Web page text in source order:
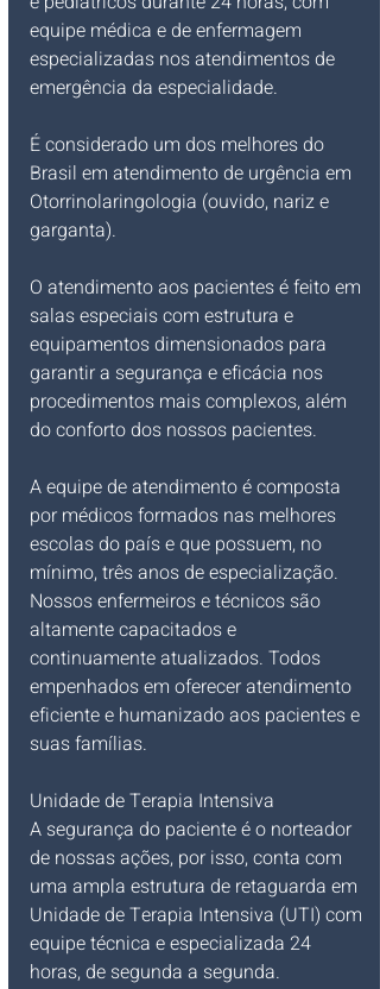
equipe médica e de enfermagem
especializadas nos atendimentos de
emergência da especialidade.
É considerado um dos melhores do
Brasil em atendimento de urgência em
Otorrinolaringologia (ouvido, nariz e
garganta).
O atendimento aos pacientes é feito em
salas especiais com estrutura e
equipamentos dimensionados para
garantir a segurança e eficácia nos
procedimentos mais complexos, além
do conforto dos nossos pacientes.
A equipe de atendimento é composta
por médicos formados nas melhores
escolas do país e que possuem, no
mínimo, três anos de especialização.
Nossos enfermeiros e técnicos são
altamente capacitados e
continuamente atualizados. Todos
empenhados em oferecer atendimento
eficiente e humanizado aos pacientes e
suas famílias.
Unidade de Terapia Intensiva
A segurança do paciente é o norteador
de nossas ações, por isso, conta com
uma ampla estrutura de retaguarda em
Unidade de Terapia Intensiva (UTI) com
equipe técnica e especializada 24
horas, de segunda a segunda.